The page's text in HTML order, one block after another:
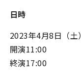
日時
2023年4月8日（土）
開演11:00
終演17:00